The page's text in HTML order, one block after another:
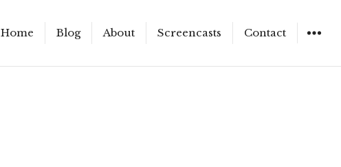
Home Blog About Screencasts Contact